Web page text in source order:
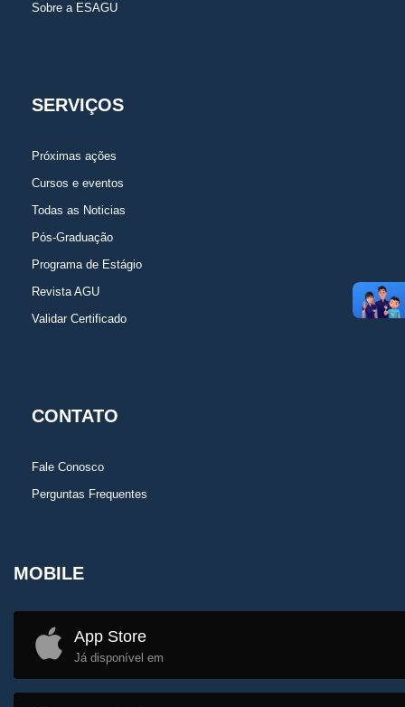
Sobre a ESAGU
SERVIÇOS
Próximas ações
Cursos e eventos
Todas as Noticias
Pós-Graduação
Programa de Estágio
Revista AGU
Validar Certificado
CONTATO
Fale Conosco
Perguntas Frequentes
MOBILE
App Store
Já disponível em